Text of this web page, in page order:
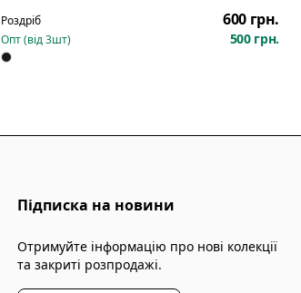
Роздріб 600 грн.
Опт (від3шт) 500 грн.
Підписка на новини
Отримуйте інформацію про нові колекції
та закриті розпродажі.